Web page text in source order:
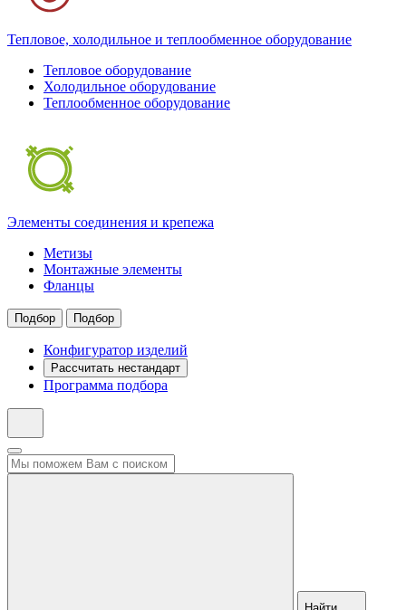
Тепловое, холодильное и теплообменное оборудование
Тепловое оборудование
Холодильное оборудование
Теплообменное оборудование
Элементы соединения и крепежа
Метизы
Монтажные элементы
Фланцы
Подбор Подбор
Конфигуратор изделий
Рассчитать нестандарт
Программа подбора